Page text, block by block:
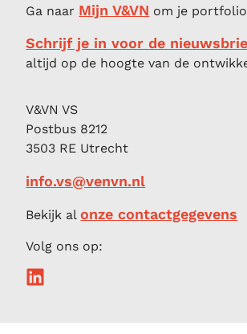
Ga naar Mijn V&VN om je
Schrijf je in voor de
altijd op de hoogte van de
V&VN VS
Postbus 8212
3503 RE Utrecht
info.vs@venvn.nl
Bekijk alonze contactgegevens
Volg ons op: